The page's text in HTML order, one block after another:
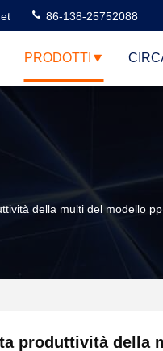
86-138-25752088
PRODOTTI
della multi del modello
produttività della